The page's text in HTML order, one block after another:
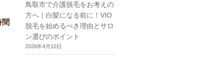
鳥取市で介護脱毛をお考えの
方へ｜白髪になる前に！VIO
脱毛を始めるべき理由とサロ
ン選びのポイント
2026年4月10日